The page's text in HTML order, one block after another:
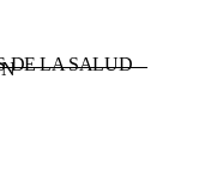
DE LA SALUD